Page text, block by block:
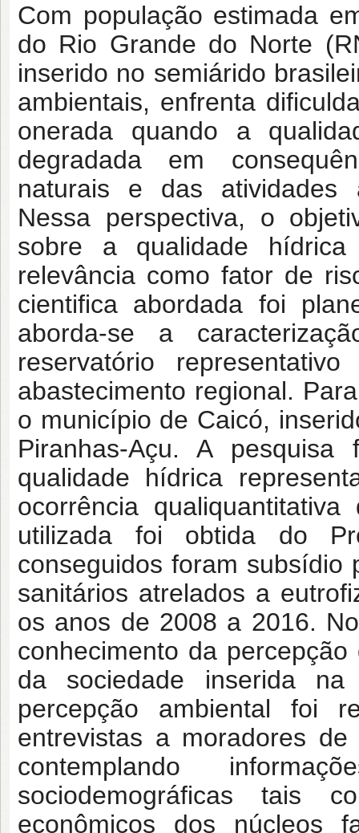
Com população estimada
do Rio Grande do Norte
inserido no semiárido
ambientais, enfrenta
onerada quando a
degradada em
naturais e das atividades
Nessa perspectiva, o
sobre a qualidade
relevância como fator de
cientifica abordada foi
aborda-se a
reservatório
abastecimento regional.
o município de Caicó,
Piranhas-Açu. A
qualidade hídrica
ocorrência
utilizada foi obtida do
conseguidos foram subsídio
sanitários atrelados a
os anos de 2008 a 2016.
conhecimento da
da sociedade inserida
percepção ambiental foi
entrevistas a moradores
contemplando
sociodemográficas tais
econômicos dos núcleos